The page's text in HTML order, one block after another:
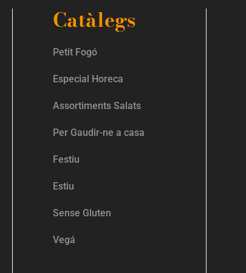
Catàlegs
Petit Fogó
Especial Horeca
Assortiments Salats
Per Gaudir-ne a casa
Festiu
Estiu
Sense Gluten
Vegá